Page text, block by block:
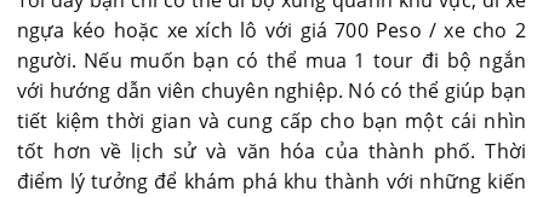
ngựa kéo hoặc xe xích lô với giá 700 Peso / xe cho 2
người. Nếu muốn bạn có thể mua 1 tour đi bộ ngắn
với hướng dẫn viên chuyên nghiệp. Nó có thể giúp bạn
tiết kiệm thời gian và cung cấp cho bạn một cái nhìn
tốt hơn về lịch sử và văn hóa của thành phố. Thời
điểm lý tưởng để khám phá khu thành với những kiến